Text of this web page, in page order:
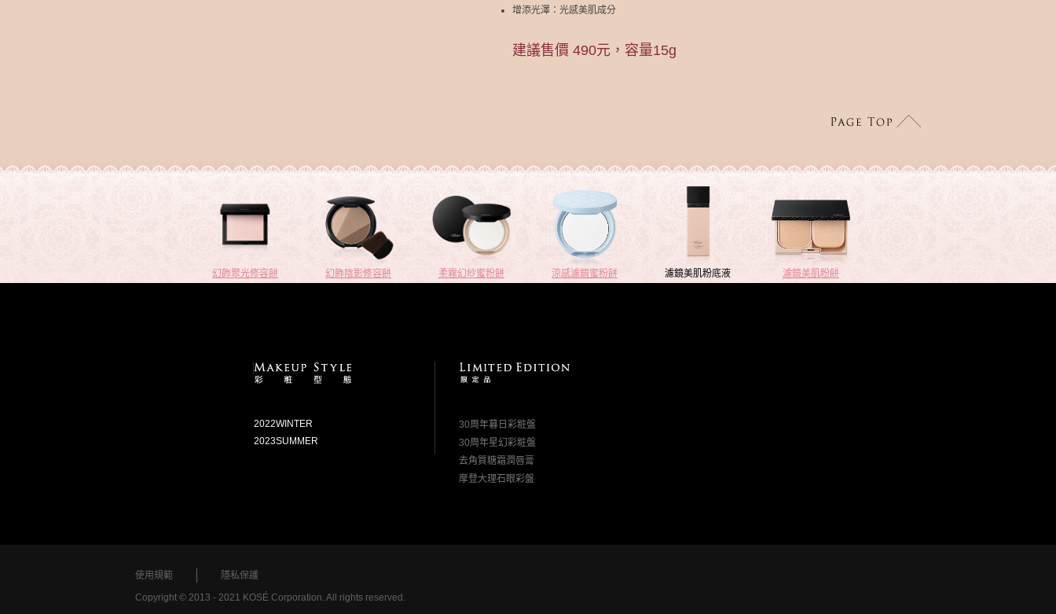
增添光澤：光感美肌成分
建議售價 490元，容量15g
幻飾聚光修容餅 幻飾陰影修容餅 柔霧幻紗蜜粉餅 涼感濾鏡蜜粉餅 濾鏡美肌粉底液 濾鏡美肌粉餅
2022WINTER
2023SUMMER
30周年暮日彩粧盤
30周年星幻彩粧盤
去角質糖霜潤唇膏
摩登大理石眼彩盤
使用規範
隱私保護
Copyright © 2013 - 2021 KOSÉ Corporation. All rights reserved.